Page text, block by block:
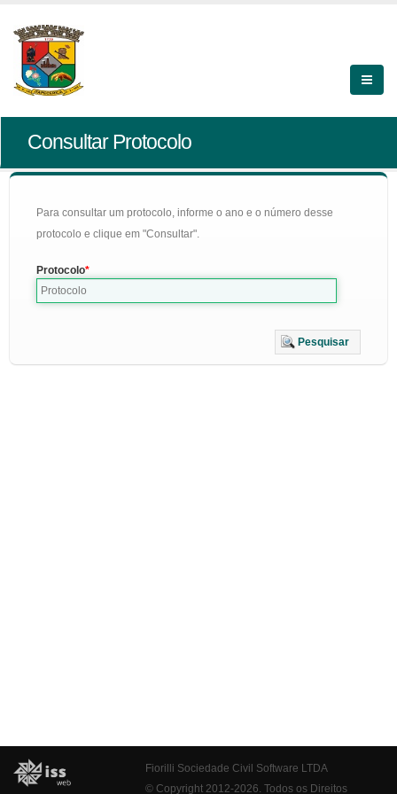
Consultar Protocolo
Para consultar um protocolo, informe o ano e o número desse
protocolo e clique em "Consultar".
Protocolo
Pesquisar
Fiorilli Sociedade Civil Software LTDA
© Copyright 2012-2026. Todos os Direitos